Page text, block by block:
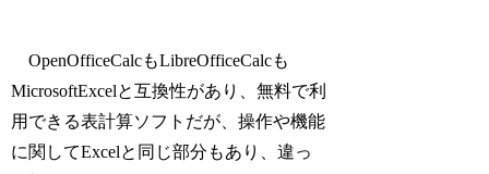
OpenOfficeCalcもLibreOfficeCalcも
MicrosoftExcelと互換性があり、無料で利
用できる表計算ソフトだが、操作や機能
に関してExcelと同じ部分もあり、違っ